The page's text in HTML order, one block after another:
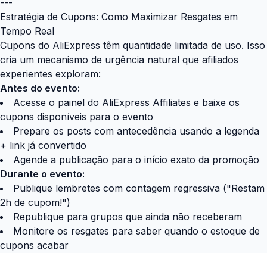
---
Estratégia de Cupons: Como Maximizar Resgates em
Tempo Real
Cupons do AliExpress têm quantidade limitada de uso. Isso
cria um mecanismo de urgência natural que afiliados
experientes exploram:
Antes do evento:
Acesse o painel do AliExpress Affiliates e baixe os
cupons disponíveis para o evento
Prepare os posts com antecedência usando a legenda
+ link já convertido
Agende a publicação para o início exato da promoção
Durante o evento:
Publique lembretes com contagem regressiva ("Restam
2h de cupom!")
Republique para grupos que ainda não receberam
Monitore os resgates para saber quando o estoque de
cupons acabar